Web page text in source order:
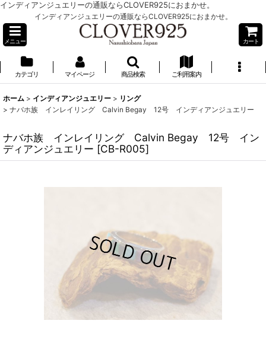
インディアンジュエリーの通販ならCLOVER925におまかせ。
インディアンジュエリーの通販ならCLOVER925におまかせ。
メニュー カート
カテゴリ マイページ 商品検索 ご利用案内
ホーム > インディアンジュエリー > リング
> ナバホ族 インレイリング Calvin Begay 12号 インディアンジュエリー
ナバホ族 インレイリング Calvin Begay 12号 イン
ディアンジュエリー [CB-R005]